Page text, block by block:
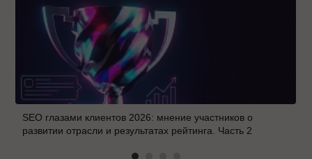
SEO глазами клиентов 2026: мнение участников о
развитии отрасли и результатах рейтинга. Часть 2